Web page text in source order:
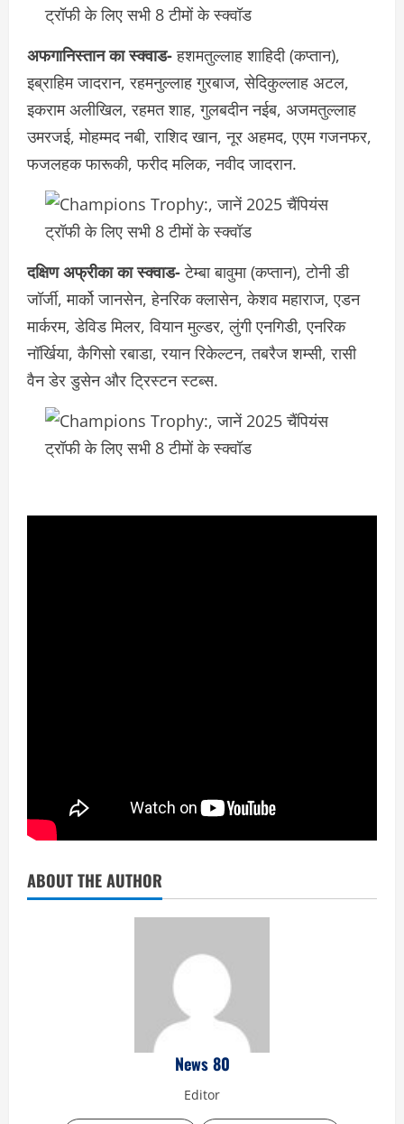
अफगानिस्तान का स्क्वाड-हशमतुल्लाह शाहिदी (कप्तान),
इब्राहिम जादरान, रहमनुल्लाह गुरबाज, सेदिकुल्लाह अटल,
इकराम अलीखिल, रहमत शाह, गुलबदीन नईब, अजमतुल्लाह
उमरजई, मोहम्मद नबी, राशिद खान, नूर अहमद, एएम गजनफर,
फजलहक फारूकी, फरीद मलिक, नवीद जादरान.
दक्षिण अफ्रीका का स्क्वाड-टेम्बा बावुमा (कप्तान), टोनी डी
जॉर्जी, मार्को जानसेन, हेनरिक क्लासेन, केशव महाराज, एडन
मार्करम, डेविड मिलर, वियान मुल्डर, लुंगी एनगिडी, एनरिक
नॉर्खिया, कैगिसो रबाडा, रयान रिकेल्टन, तबरैज शम्सी, रासी
वैन डेर डुसेन और ट्रिस्टन स्टब्स.
ABOUT THE AUTHOR
News 80
Editor